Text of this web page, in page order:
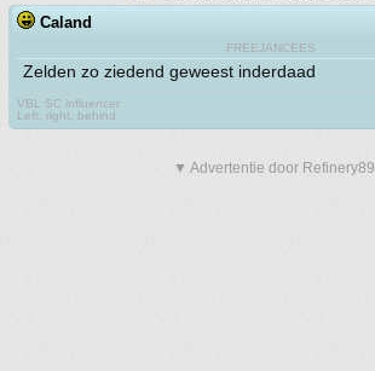
Caland
FREEJANCEES
Zelden zo ziedend geweest inderdaad
VBL SC influencer
Left, right, behind
▼ Advertentie door Refinery89